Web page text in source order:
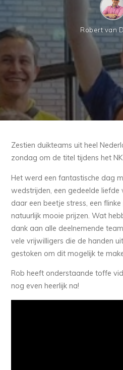
Robert van
Zestien duikteams uit heel
zondag om de titel tijdens het
Het werd een fantastische dag
wedstrijden, een gedeelde
daar een beetje stress, een
natuurlijk mooie prijzen. Wat
dank aan alle deelnemende
vele vrijwilligers die de handen
gestoken om dit mogelijk te
Rob heeft onderstaande toffe
nog even heerlijk na!